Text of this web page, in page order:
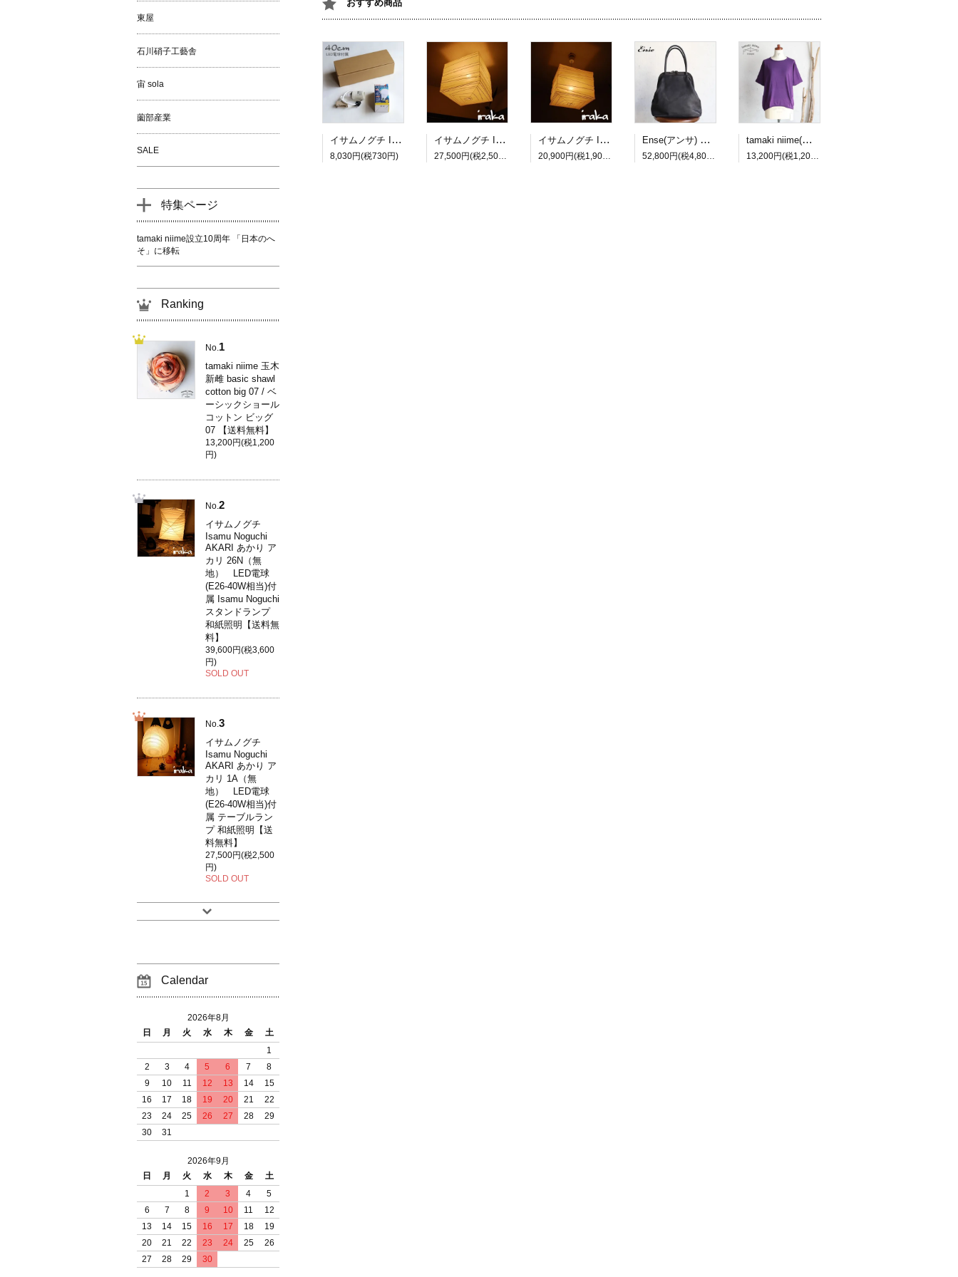
おすすめ商品
イサムノグチ Isamu Noguchi AKARI あかり アカリ ペンダントライト専用コードソケット CD-4 LED電球(E26-40W相当)付属 約40cm
8,030円(税730円)
イサムノグチ Isamu Noguchi AKARI あかり アカリ 45X（無地） ペンダントランプ 和紙照明シェード【送料無料】
27,500円(税2,500円)
イサムノグチ Isamu Noguchi AKARI あかり アカリ 33X（無地） ペンダントランプ 和紙照明シェード【送料無料】
20,900円(税1,900円)
Ense(アンサ) gamaguchi bag black/ブラック ガマグチバッグ【送料無料】
52,800円(税4,800円)
tamaki niime(タマキ ニイメ) 玉木新雌 maru t HALF SLEEVES サイズ2 60 cotton100% マル T ハーフスリーブ コットン100％【送料無料】
13,200円(税1,200円)
東屋
石川硝子工藝舎
宙 sola
薗部産業
SALE
特集ページ
tamaki niime設立10周年 「日本のへ
そ」に移転
Ranking
No. 1
tamaki niime 玉木
新雌 basic shawl
cotton big 07 / ベ
ーシックショール
コットン ビッグ
07 【送料無料】
13,200円(税1,200
円)
No.2
イサムノグチ
Isamu Noguchi
AKARI あかり ア
カリ 26N（無
地） LED電球
(E26-40W相当)付
属 Isamu Noguchi
スタンドランプ
和紙照明【送料無
料】
39,600円(税3,600
円)
SOLD OUT
No.3
イサムノグチ
Isamu Noguchi
AKARI あかり ア
カリ 1A（無
地） LED電球
(E26-40W相当)付
属 テーブルラン
プ 和紙照明【送
料無料】
27,500円(税2,500
円)
SOLD OUT
Calendar
2026年8月
日
月 火 水 木 金
土
1
2
3 4 5 6 7
8
9
10 11 12 13 14
15
16
17 18 19 20 21
22
23
24 25 26 27 28
29
30
31
2026年9月
日
月 火 水 木 金
土
1
2 3 4
5
6
7 8 9 10 11
12
13
14 15 16 17 18
19
20
21 22 23 24 25
26
27
28 29 30